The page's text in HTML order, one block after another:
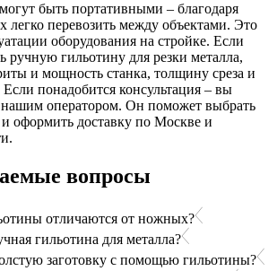
быть портативными – благодаря
легко перевозить между объектами. Это
оборудования на стройке. Если
ручную гильотину для резки металла,
и мощность станка, толщину среза и
понадобится консультация – вы
нашим оператором. Он поможет выбрать
оформить доставку по Москве и
вопросы
отличаются от ножных?
гильотина для металла?
заготовку с помощью гильотины?